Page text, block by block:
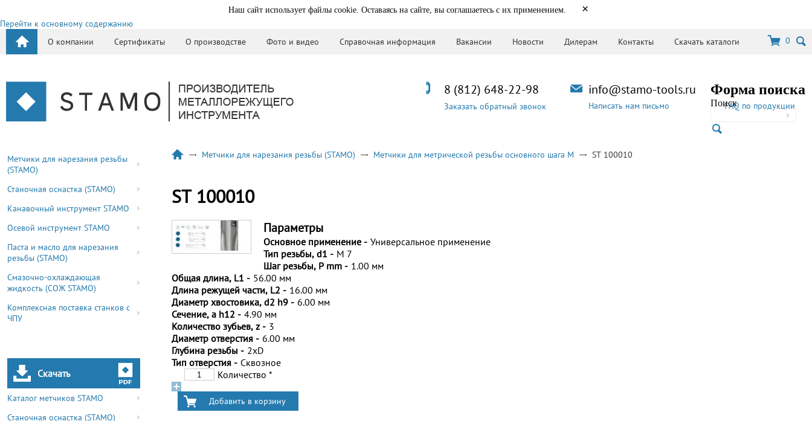
Наш сайт использует файлы cookie. Оставаясь на сайте, вы соглашаетесь с их применением. ×
Перейти к основному содержанию
О компании
Сертификаты О производстве Фото и видео Справочная информация Вакансии Новости Дилерам Контакты Скачать каталоги 0
Форма поиска
ПоискFAQ по продукции
info@stamo-tools.ru
Написать нам письмо
8 (812) 648-22-98
Заказать обратный звонок
Метчики для нарезания резьбы
(STAMO)
Станочная оснастка (STAMO)
Канавочный инструмент STAMO
Осевой инструмент STAMO
Паста и масло для нарезания
резьбы (STAMO)
Смазочно-охлаждающая
жидкость (СОЖ STAMO)
Комплексная поставка станков с
ЧПУ
Скачать
Каталог метчиков STAMO
Станочная оснастка (STAMO)
Метчики для нарезания резьбы (STAMO) Метчики для метрической резьбы основного шага M ST 100010
ST 100010
Параметры
Основное применение - Универсальное применение
Тип резьбы, d1 - M 7
Шаг резьбы, P mm - 1.00 мм
Общая длина, L1 - 56.00 мм
Длина режущей части, L2 - 16.00 мм
Диаметр хвостовика, d2 h9 - 6.00 мм
Сечение, a h12 - 4.90 мм
Количество зубьев, z - 3
Диаметр отверстия - 6.00 мм
Глубина резьбы - 2xD
Тип отверстия - Сквозное
Количество *